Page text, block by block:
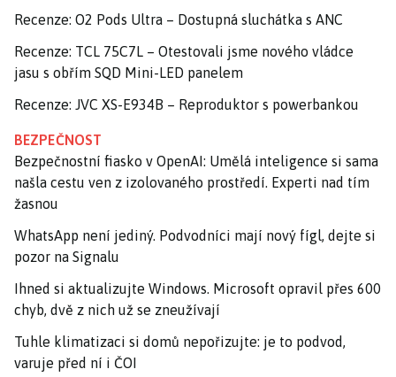
Recenze: O2 Pods Ultra – Dostupná sluchátka s ANC
Recenze: TCL 75C7L – Otestovali jsme nového vládce
jasu s obřím SQD Mini-LED panelem
Recenze: JVC XS-E934B – Reproduktor s powerbankou
BEZPEČNOST
Bezpečnostní fiasko v OpenAI: Umělá inteligence si sama
našla cestu ven z izolovaného prostředí. Experti nad tím
žasnou
WhatsApp není jediný. Podvodníci mají nový fígl, dejte si
pozor na Signalu
Ihned si aktualizujte Windows. Microsoft opravil přes 600
chyb, dvě z nich už se zneužívají
Tuhle klimatizaci si domů nepořizujte: je to podvod,
varuje před ní i ČOI